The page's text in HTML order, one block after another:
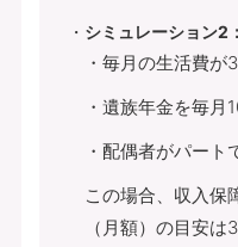
シミュレーション2
・毎月の生活費が
・遺族年金を毎月
・配偶者がパー
この場合、収入保
（月額）の目安